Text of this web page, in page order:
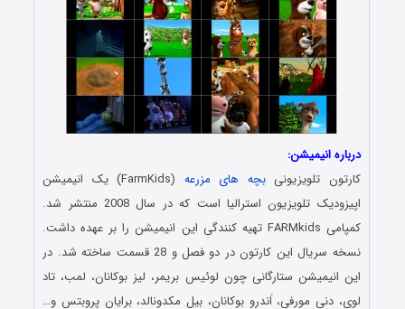
درباره انیمیشن:
کارتون تلویزیونیبچه های مزرعه
(FarmKids) یک انیمیشن
اپیزودیک تلویزیون استرالیا است که در سال 2008 منتشر شد.
کمپامی FARMkids تهیه کنندگی این انیمیشن را بر عهده داشت.
نسخه سریال این کارتون در دو فصل و 28 قسمت ساخته شد. در
این انیمیشن ستارگانی چون لوئیس بریمر، لیز بوکانان، لمب، تاد
لوی، دنی مورفی، اَندرو بوکانان، بیل مکدونالد، برایان پروبتس و…